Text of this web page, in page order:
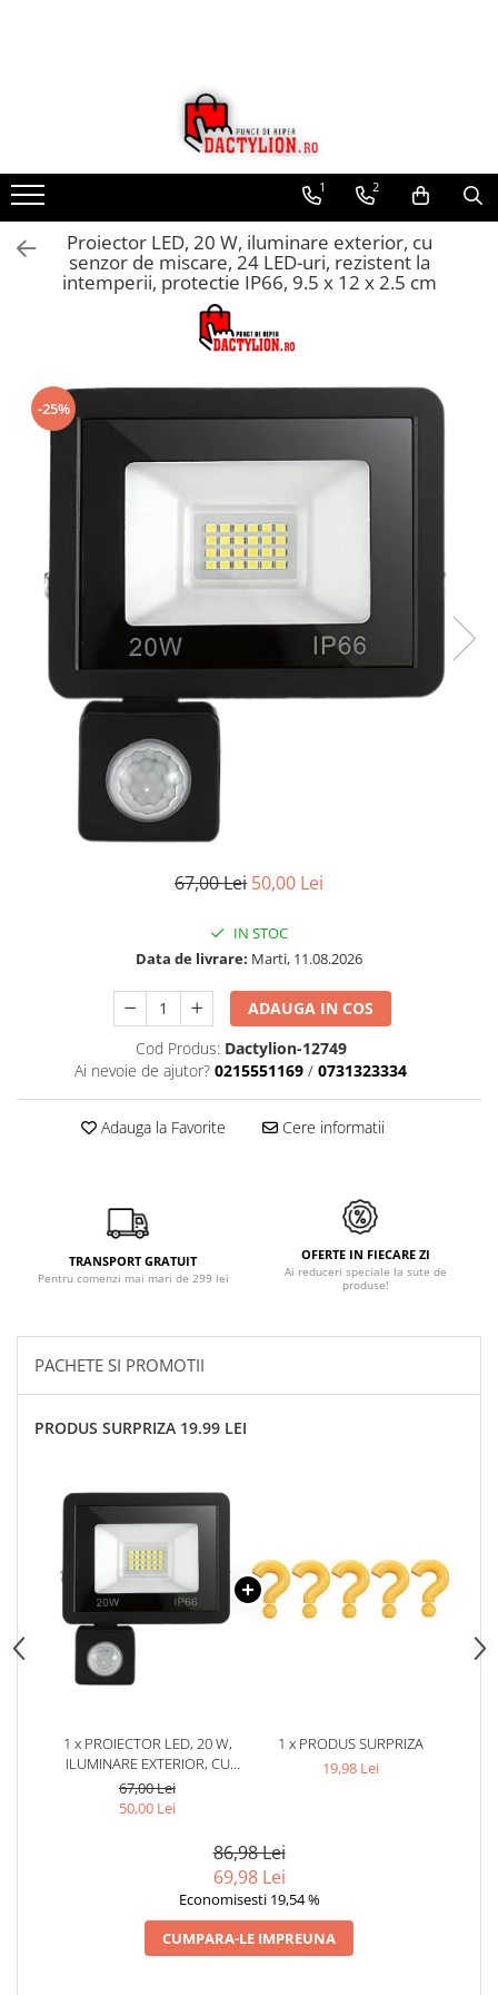
1 2
Proiector LED, 20 W, iluminare exterior, cu
senzor de miscare, 24 LED-uri, rezistent la
intemperii, protectie IP66, 9.5 x 12 x 2.5 cm
-25%
67,00 Lei 50,00 Lei
IN STOC
Data de livrare: Marti, 11.08.2026
ADAUGA IN COS
Cod Produs: Dactylion-12749
Ai nevoie de ajutor? 0215551169 / 0731323334
Adauga la Favorite Cere informatii
TRANSPORT GRATUIT
Pentru comenzi mai mari de 299 lei
OFERTE IN FIECARE ZI
Ai reduceri speciale la sute de
produse!
PACHETE SI PROMOTII
PRODUS SURPRIZA 19.99 LEI
1 x PROIECTOR LED, 20 W,
ILUMINARE EXTERIOR, CU
SENZOR DE MISCARE, 24 LED-
URI, REZISTENT LA
67,00 Lei
50,00 Lei
1 x PRODUS SURPRIZA
19,98 Lei
86,98 Lei
69,98 Lei
Economisesti 19,54 %
CUMPARA-LE IMPREUNA